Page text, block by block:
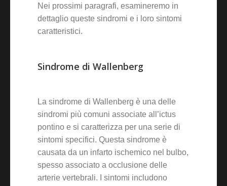
Nei prossimi paragrafi, esamineremo in
dettaglio queste sindromi e i loro sintomi
caratteristici.
Sindrome di Wallenberg
La sindrome di Wallenberg è una delle
sindromi più comuni associate all’ictus
pontino e si caratterizza per una serie di
sintomi specifici. Questa sindrome è
causata da un infarto ischemico nel bulbo,
spesso associato a occlusione delle
arterie vertebrali. I sintomi includono